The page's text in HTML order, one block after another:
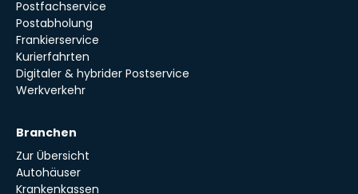
Postfachservice
Postabholung
Frankierservice
Kurierfahrten
Digitaler & hybrider Postservice
Werkverkehr
Branchen
Zur Übersicht
Autohäuser
Krankenkassen